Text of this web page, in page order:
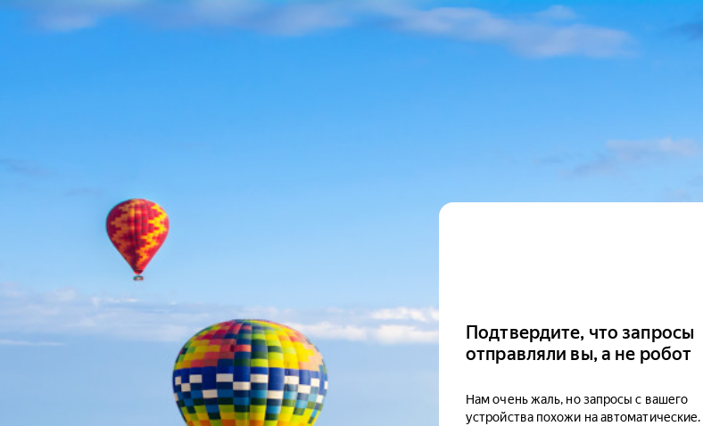
Подтвердите, что запросы
отправляли вы, а не робот
Нам очень жаль, но запросы с вашего
устройства похожи на автоматические.